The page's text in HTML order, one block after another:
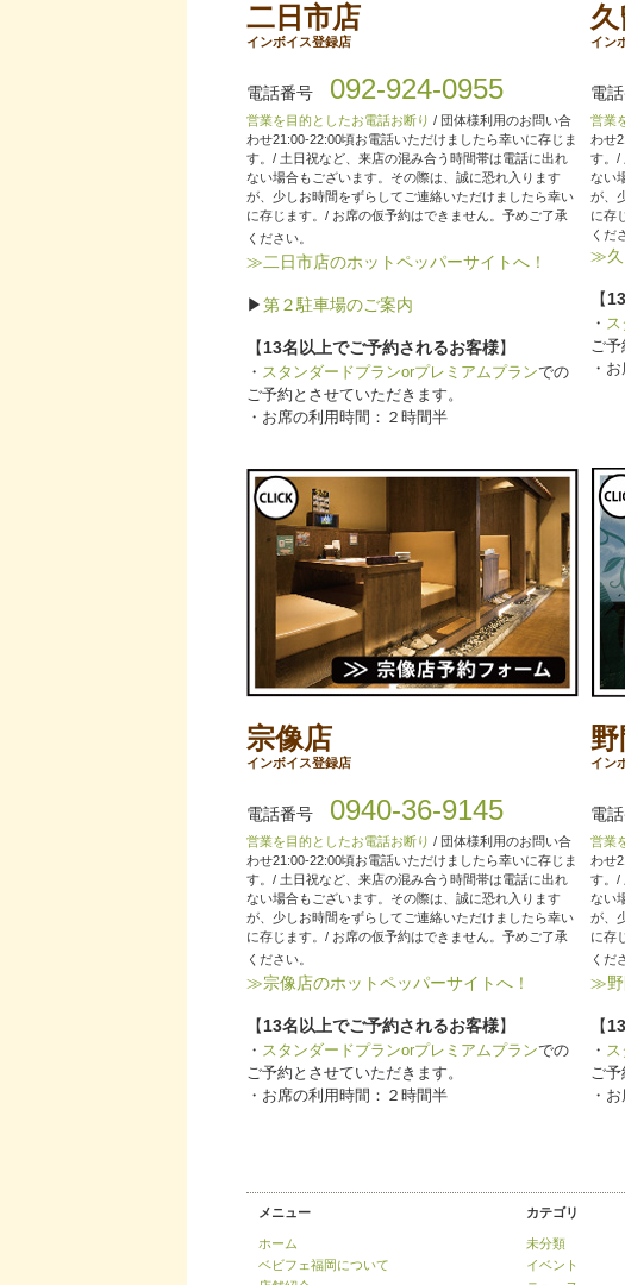
二日市店
インボイス登録店
電話番号 092-924-0955
営業を目的としたお電話お断り / 団体様利用のお問い合
わせ21:00-22:00頃お電話いただけましたら幸いに存じま
す。/ 土日祝など、来店の混み合う時間帯は電話に出れ
ない場合もございます。その際は、誠に恐れ入ります
が、少しお時間をずらしてご連絡いただけましたら幸い
に存じます。/ お席の仮予約はできません。予めご了承
ください。
≫二日市店のホットペッパーサイトへ！
▶︎第２駐車場のご案内
【13名以上でご予約されるお客様】
・ スタンダードプランorプレミアムプランでの
ご予約とさせていただきます。
・お席の利用時間：２時間半
イン
電
営業
わせ
す。/
ない
が、
に存
くだ
≫久
【
・
ご予
・
宗像店
インボイス登録店
電話番号 0940-36-9145
営業を目的としたお電話お断り / 団体様利用のお問い合
わせ21:00-22:00頃お電話いただけましたら幸いに存じま
す。/ 土日祝など、来店の混み合う時間帯は電話に出れ
ない場合もございます。その際は、誠に恐れ入ります
が、少しお時間をずらしてご連絡いただけましたら幸い
に存じます。/ お席の仮予約はできません。予めご了承
ください。
≫宗像店のホットペッパーサイトへ！
【13名以上でご予約されるお客様】
・ スタンダードプランorプレミアムプランでの
ご予約とさせていただきます。
・お席の利用時間：２時間半
野
イン
電
営業
わせ
す。/
ない
が、
に存
くだ
≫野
【
・
ご予
・
メニュー
ホーム
ベビフェ福岡について
カテゴリ
未分類
イベント